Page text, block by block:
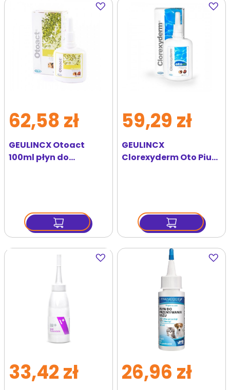
Dodaj
do
GEULINCX Otoact
100ml płyn do
62,58 zł
Dodaj
do
GEULINCX
Clorexyderm Oto Piu
59,29 zł
Dodaj
do
33,42 zł
Dodaj
do
26,96 zł